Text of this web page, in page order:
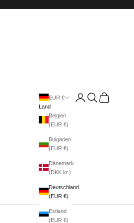
EUR €
Land
Belgien
(EUR €)
Bulgarien
(EUR €)
Dänemark
(DKK kr.)
Deutschland
(EUR €)
Estland
(EUR €)
AnmeldenSuchenWarenkorb